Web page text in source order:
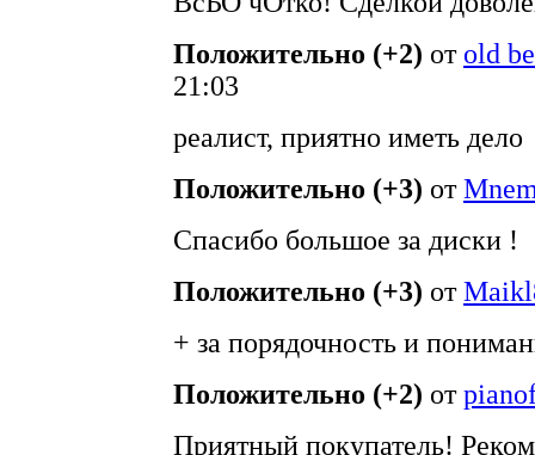
Положительно (+2) от old
21:03
реалист, приятно иметь дело
Положительно (+3) от
Спасибо большое за диски !
Положительно (+3) от
+ за порядочность и
Положительно (+2) от
Приятный покупатель!